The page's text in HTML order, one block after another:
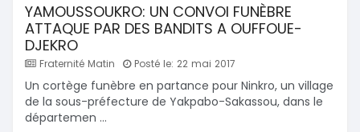
YAMOUSSOUKRO: UN CONVOI FUNÈBRE
ATTAQUE PAR DES BANDITS A OUFFOUE-
DJEKRO
Fraternité Matin Posté le: 22 mai 2017
Un cortège funèbre en partance pour Ninkro, un village
de la sous-préfecture de Yakpabo-Sakassou, dans le
départemen ...